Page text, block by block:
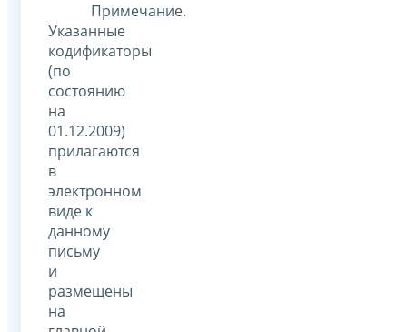
Примечание.
Указанные
кодификаторы
(по
состоянию
на
01.12.2009)
прилагаются
в
электронном
виде к
данному
письму
и
размещены
на